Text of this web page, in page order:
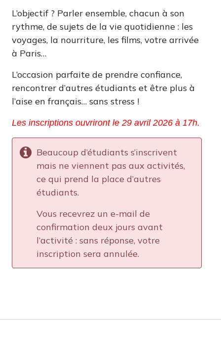
L’objectif ? Parler ensemble, chacun à son
rythme, de sujets de la vie quotidienne : les
voyages, la nourriture, les films, votre arrivée
à Paris…
L’occasion parfaite de prendre confiance,
rencontrer d’autres étudiants et être plus à
l’aise en français… sans stress !
Les inscriptions ouvriront le 29 avril 2026 à 17h.
Beaucoup d’étudiants s’inscrivent
mais ne viennent pas aux activités,
ce qui prend la place d’autres
étudiants.
Vous recevrez un e-mail de
confirmation deux jours avant
l’activité : sans réponse, votre
inscription sera annulée.